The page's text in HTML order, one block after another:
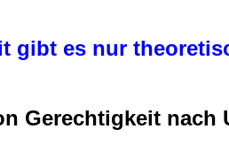
gibt es nur
Gerechtigkeit nach